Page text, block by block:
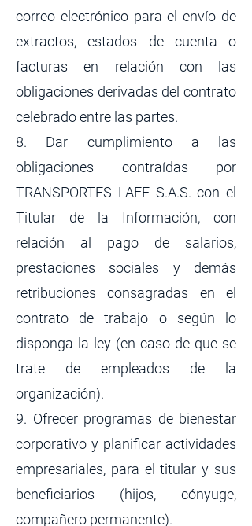
correo electrónico para el envío de
extractos, estados de cuenta o
facturas en relación con las
obligaciones derivadas del contrato
celebrado entre las partes.
8. Dar cumplimiento a las
obligaciones contraídas por
TRANSPORTES LAFE S.A.S. con el
Titular de la Información, con
relación al pago de salarios,
prestaciones sociales y demás
retribuciones consagradas en el
contrato de trabajo o según lo
disponga la ley (en caso de que se
trate de empleados de la
organización).
9. Ofrecer programas de bienestar
corporativo y planificar actividades
empresariales, para el titular y sus
beneficiarios (hijos, cónyuge,
compañero permanente).